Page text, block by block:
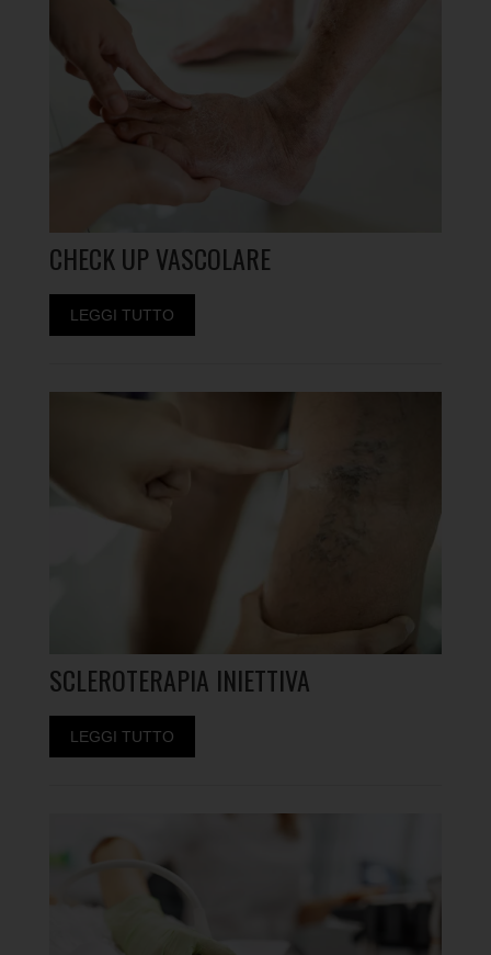
CHECK UP VASCOLARE
LEGGI TUTTO
SCLEROTERAPIA INIETTIVA
LEGGI TUTTO